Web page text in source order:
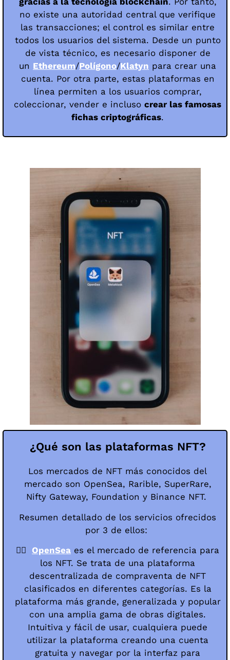
no existe una autoridad central que verifique
las transacciones; el control es similar entre
todos los usuarios del sistema. Desde un punto
de vista técnico, es necesario disponer de
un Ethereum/Polígono/Klatyn para crear una
cuenta. Por otra parte, estas plataformas en
línea permiten a los usuarios comprar,
coleccionar, vender e incluso crear las famosas
fichas criptográficas.
¿Qué son las plataformas NFT?
Los mercados de NFT más conocidos del
mercado son OpenSea, Rarible, SuperRare,
Nifty Gateway, Foundation y Binance NFT.
Resumen detallado de los servicios ofrecidos
por 3 de ellos:
👉🏻
OpenSea es el mercado de referencia para
los NFT. Se trata de una plataforma
descentralizada de compraventa de NFT
clasificados en diferentes categorías. Es la
plataforma más grande, generalizada y popular
con una amplia gama de obras digitales.
Intuitiva y fácil de usar, cualquiera puede
utilizar la plataforma creando una cuenta
gratuita y navegar por la interfaz para